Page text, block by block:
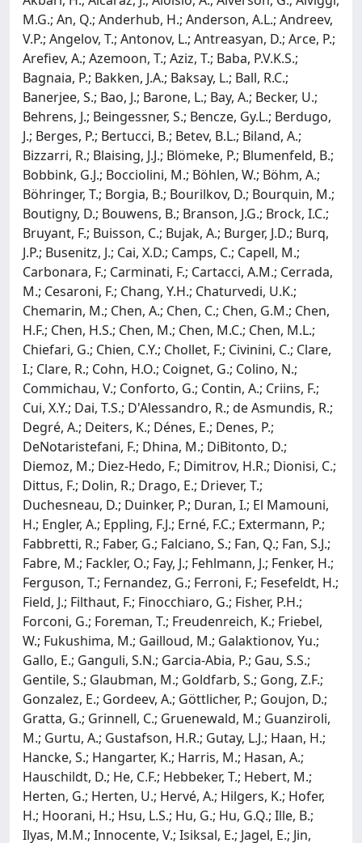
M.G.; An, Q.; Anderhub, H.; Anderson, A.L.; Andreev,
V.P.; Angelov, T.; Antonov, L.; Antreasyan, D.; Arce, P.;
Arefiev, A.; Azemoon, T.; Aziz, T.; Baba, P.V.K.S.;
Bagnaia, P.; Bakken, J.A.; Baksay, L.; Ball, R.C.;
Banerjee, S.; Bao, J.; Barone, L.; Bay, A.; Becker, U.;
Behrens, J.; Beingessner, S.; Bencze, Gy.L.; Berdugo,
J.; Berges, P.; Bertucci, B.; Betev, B.L.; Biland, A.;
Bizzarri, R.; Blaising, J.J.; Blömeke, P.; Blumenfeld, B.;
Bobbink, G.J.; Bocciolini, M.; Böhlen, W.; Böhm, A.;
Böhringer, T.; Borgia, B.; Bourilkov, D.; Bourquin, M.;
Boutigny, D.; Bouwens, B.; Branson, J.G.; Brock, I.C.;
Bruyant, F.; Buisson, C.; Bujak, A.; Burger, J.D.; Burq,
J.P.; Busenitz, J.; Cai, X.D.; Camps, C.; Capell, M.;
Carbonara, F.; Carminati, F.; Cartacci, A.M.; Cerrada,
M.; Cesaroni, F.; Chang, Y.H.; Chaturvedi, U.K.;
Chemarin, M.; Chen, A.; Chen, C.; Chen, G.M.; Chen,
H.F.; Chen, H.S.; Chen, M.; Chen, M.C.; Chen, M.L.;
Chiefari, G.; Chien, C.Y.; Chollet, F.; Civinini, C.; Clare,
I.; Clare, R.; Cohn, H.O.; Coignet, G.; Colino, N.;
Commichau, V.; Conforto, G.; Contin, A.; Criins, F.;
Cui, X.Y.; Dai, T.S.; D'Alessandro, R.; de Asmundis, R.;
Degré, A.; Deiters, K.; Dénes, E.; Denes, P.;
DeNotaristefani, F.; Dhina, M.; DiBitonto, D.;
Diemoz, M.; Diez-Hedo, F.; Dimitrov, H.R.; Dionisi, C.;
Dittus, F.; Dolin, R.; Drago, E.; Driever, T.;
Duchesneau, D.; Duinker, P.; Duran, I.; El Mamouni,
H.; Engler, A.; Eppling, F.J.; Erné, F.C.; Extermann, P.;
Fabbretti, R.; Faber, G.; Falciano, S.; Fan, Q.; Fan, S.J.;
Fabre, M.; Fackler, O.; Fay, J.; Fehlmann, J.; Fenker, H.;
Ferguson, T.; Fernandez, G.; Ferroni, F.; Fesefeldt, H.;
Field, J.; Filthaut, F.; Finocchiaro, G.; Fisher, P.H.;
Forconi, G.; Foreman, T.; Freudenreich, K.; Friebel,
W.; Fukushima, M.; Gailloud, M.; Galaktionov, Yu.;
Gallo, E.; Ganguli, S.N.; Garcia-Abia, P.; Gau, S.S.;
Gentile, S.; Glaubman, M.; Goldfarb, S.; Gong, Z.F.;
Gonzalez, E.; Gordeev, A.; Göttlicher, P.; Goujon, D.;
Gratta, G.; Grinnell, C.; Gruenewald, M.; Guanziroli,
M.; Gurtu, A.; Gustafson, H.R.; Gutay, L.J.; Haan, H.;
Hancke, S.; Hangarter, K.; Harris, M.; Hasan, A.;
Hauschildt, D.; He, C.F.; Hebbeker, T.; Hebert, M.;
Herten, G.; Herten, U.; Hervé, A.; Hilgers, K.; Hofer,
H.; Hoorani, H.; Hsu, L.S.; Hu, G.; Hu, G.Q.; Ille, B.;
Ilyas, M.M.; Innocente, V.; Isiksal, E.; Jagel, E.; Jin,